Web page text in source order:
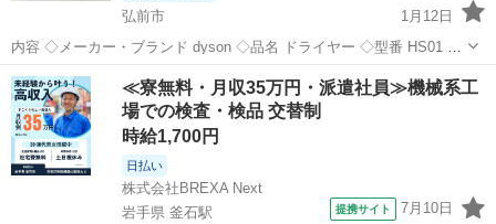
弘前市
1月12日
内容 ◇メーカー・ブランド dyson ◇品名 ドライヤー ◇型番 HS01 ◇
詳細 動作確認済みです。 現金でのお支払いも可能です。 配送も可能
ですので、お気軽にご相談ください。 全て早いもの勝ちとなりま
す。...
青森 弘前市 美容家電 ダイソン
≪寮無料・月収35万円・派遣社員≫機械系工
場での検査・検品 交替制
時給1,700円
日払い
株式会社BREXA Next
岩手県 釜石駅
提携サイト 7月10日